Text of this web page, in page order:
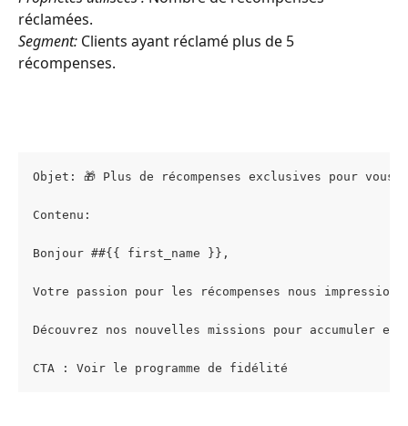
réclamées.
Segment: Clients ayant réclamé plus de 5
récompenses.
Objet: 🎁 Plus de récompenses exclusives pour
Contenu:
Bonjour ##{{ first_name }},
Votre passion pour les récompenses nous
Découvrez nos nouvelles missions pour accumuler
CTA : Voir le programme de fidélité